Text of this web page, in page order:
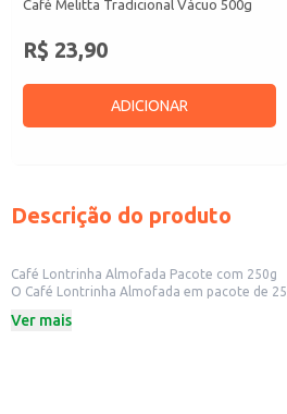
Café Melitta Tradicional Vácuo 500g
R$ 23,90
ADICIONAR
Descrição do produto
Café Lontrinha Almofada Pacote com 250g
O Café Lontrinha Almofada em pacote de 250g é uma opção prática e conveniente para
aos seus clientes.
Ver mais